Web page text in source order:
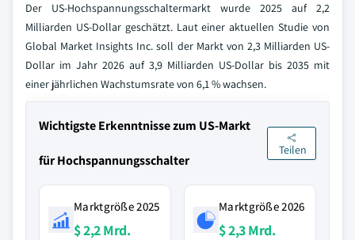
Der US-Hochspannungsschaltermarkt wurde 2025 auf 2,2
Milliarden US-Dollar geschätzt. Laut einer aktuellen Studie von
Global Market Insights Inc. soll der Markt von 2,3 Milliarden US-
Dollar im Jahr 2026 auf 3,9 Milliarden US-Dollar bis 2035 mit
einer jährlichen Wachstumsrate von 6,1 % wachsen.
Wichtigste Erkenntnisse zum US-Markt
für Hochspannungsschalter
Teilen
Marktgröße 2025
$ 2,2 Mrd.
Marktgröße 2026
$ 2,3 Mrd.